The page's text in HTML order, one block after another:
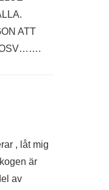
ATT
OSV…….
, låt mig
är
av